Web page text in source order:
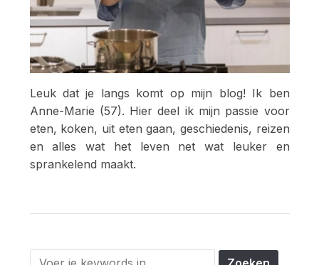
Leuk dat je langs komt op mijn blog! Ik ben
Anne-Marie (57). Hier deel ik mijn passie voor
eten, koken, uit eten gaan, geschiedenis, reizen
en alles wat het leven net wat leuker en
sprankelend maakt.